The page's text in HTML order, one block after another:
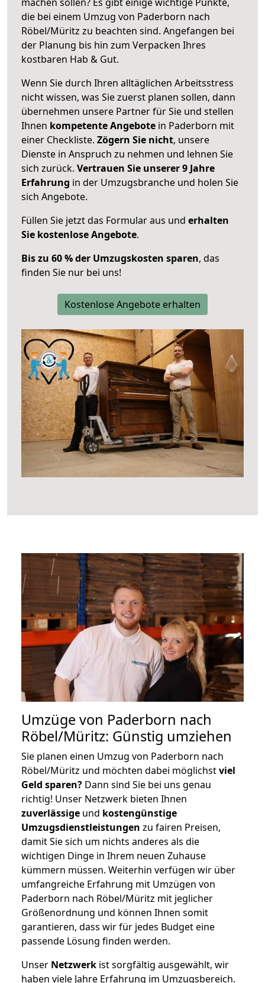
die bei einem Umzug von Paderborn nach
Röbel/Müritz zu beachten sind. Angefangen bei
der Planung bis hin zum Verpacken Ihres
kostbaren Hab & Gut.
Wenn Sie durch Ihren alltäglichen Arbeitsstress
nicht wissen, was Sie zuerst planen sollen, dann
übernehmen unsere Partner für Sie und stellen
Ihnen kompetente Angebote in Paderborn mit
einer Checkliste. Zögern Sie nicht, unsere
Dienste in Anspruch zu nehmen und lehnen Sie
sich zurück. Vertrauen Sie unserer 9 Jahre
Erfahrung in der Umzugsbranche und holen Sie
sich Angebote.
Füllen Sie jetzt das Formular aus und erhalten
Sie kostenlose Angebote.
Bis zu 60 % der Umzugskosten sparen, das
finden Sie nur bei uns!
Kostenlose Angebote erhalten
Umzüge von Paderborn nach
Röbel/Müritz: Günstig umziehen
Sie planen einen Umzug von Paderborn nach
Röbel/Müritz und möchten dabei möglichstviel
Geld sparen? Dann sind Sie bei uns genau
richtig! Unser Netzwerk bieten Ihnen
zuverlässige und kostengünstige
Umzugsdienstleistungen zu fairen Preisen,
damit Sie sich um nichts anderes als die
wichtigen Dinge in Ihrem neuen Zuhause
kümmern müssen. Weiterhin verfügen wir über
umfangreiche Erfahrung mit Umzügen von
Paderborn nach Röbel/Müritz mit jeglicher
Größenordnung und können Ihnen somit
garantieren, dass wir für jedes Budget eine
passende Lösung finden werden.
Unser Netzwerk ist sorgfältig ausgewählt, wir
haben viele Jahre Erfahrung im Umzugsbereich.